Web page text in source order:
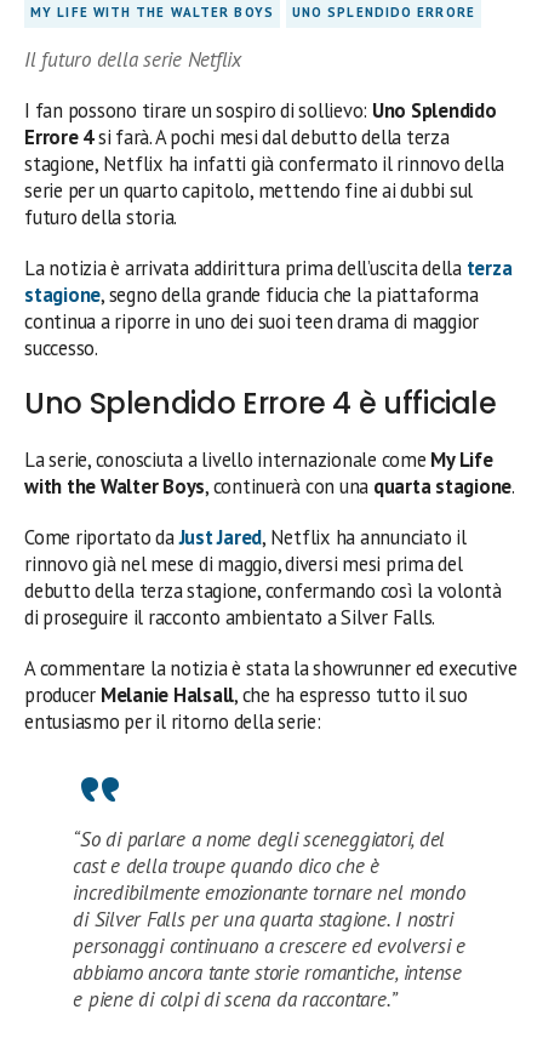
MY LIFE WITH THE WALTER BOYS UNO SPLENDIDO ERRORE
Il futuro della serie Netflix
I fan possono tirare un sospiro di sollievo: Uno Splendido
Errore 4si farà. A pochi mesi dal debutto della terza
stagione, Netflix ha infatti già confermato il rinnovo della
serie per un quarto capitolo, mettendo fine ai dubbi sul
futuro della storia.
La notizia è arrivata addirittura prima dell’uscita della terza
stagione, segno della grande fiducia che la piattaforma
continua a riporre in uno dei suoi teen drama di maggior
successo.
Uno Splendido Errore 4 è ufficiale
La serie, conosciuta a livello internazionale come My Life
with the Walter Boys, continuerà con una quarta stagione.
Come riportato daJust Jared, Netflix ha annunciato il
rinnovo già nel mese di maggio, diversi mesi prima del
debutto della terza stagione, confermando così la volontà
di proseguire il racconto ambientato a Silver Falls.
A commentare la notizia è stata la showrunner ed executive
producer Melanie Halsall, che ha espresso tutto il suo
entusiasmo per il ritorno della serie:
“So di parlare a nome degli sceneggiatori, del
cast e della troupe quando dico che è
incredibilmente emozionante tornare nel mondo
di Silver Falls per una quarta stagione. I nostri
personaggi continuano a crescere ed evolversi e
abbiamo ancora tante storie romantiche, intense
e piene di colpi di scena da raccontare.”